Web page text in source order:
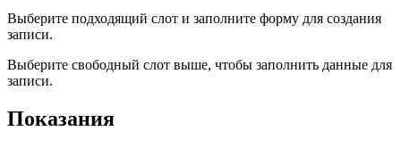
Выберите подходящий слот и заполните форму для создания
записи.
Выберите свободный слот выше, чтобы заполнить данные для
записи.
Показания